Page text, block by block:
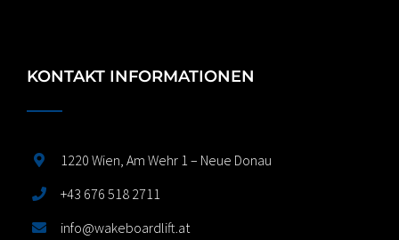
KONTAKT INFORMATIONEN
1220 Wien, Am Wehr 1 – Neue Donau
+43 676 518 2711
info@wakeboardlift.at